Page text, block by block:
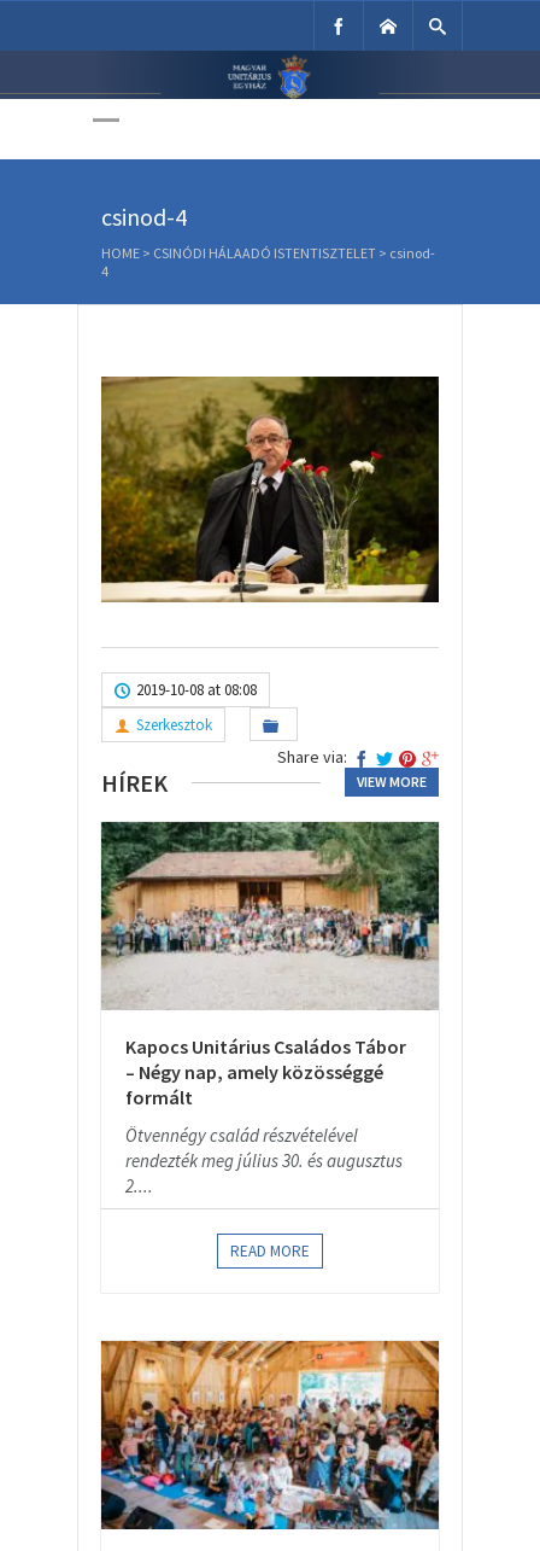
Unitárius Egyház
csinod-4
HOME > CSINÓDI HÁLAADÓ ISTENTISZTELET > csinod-
4
2019-10-08 at 08:08
Szerkesztok
Share via:
HÍREK VIEW MORE
Kapocs Unitárius Családos Tábor
– Négy nap, amely közösséggé
formált
Ötvennégy család részvételével
rendezték meg július 30. és augusztus
2....
READ MORE